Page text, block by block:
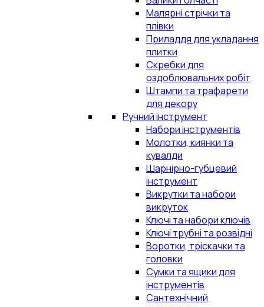
Малярні стрічки та
плівки
Приладдя для укладання
плитки
Скребки для
оздоблювальних робіт
Штампи та трафарети
для декору
Ручний інструмент
Набори інструментів
Молотки, киянки та
кувалди
Шарнірно-губцевий
інструмент
Викрутки та набори
викруток
Ключі та набори ключів
Ключі трубні та розвідні
Воротки, тріскачки та
головки
Сумки та ящики для
інструментів
Сантехнічний